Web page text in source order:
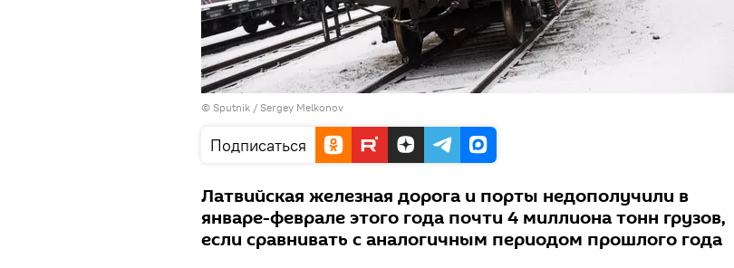
© Sputnik / Sergey Melkonov
Подписаться
Латвийская железная дорога и порты недополучили в
январе-феврале этого года почти 4 миллиона тонн грузов,
если сравнивать с аналогичным периодом прошлого года